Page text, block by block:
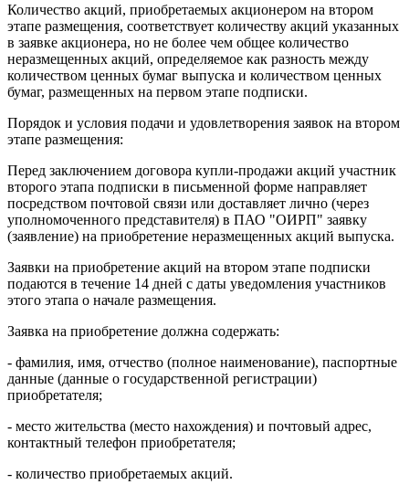
Количество акций, приобретаемых акционером на втором
этапе размещения, соответствует количеству акций указанных
в заявке акционера, но не более чем общее количество
неразмещенных акций, определяемое как разность между
количеством ценных бумаг выпуска и количеством ценных
бумаг, размещенных на первом этапе подписки.
Порядок и условия подачи и удовлетворения заявок на втором
этапе размещения:
Перед заключением договора купли-продажи акций участник
второго этапа подписки в письменной форме направляет
посредством почтовой связи или доставляет лично (через
уполномоченного представителя) в ПАО "ОИРП" заявку
(заявление) на приобретение неразмещенных акций выпуска.
Заявки на приобретение акций на втором этапе подписки
подаются в течение 14 дней с даты уведомления участников
этого этапа о начале размещения.
Заявка на приобретение должна содержать:
- фамилия, имя, отчество (полное наименование), паспортные
данные (данные о государственной регистрации)
приобретателя;
- место жительства (место нахождения) и почтовый адрес,
контактный телефон приобретателя;
- количество приобретаемых акций.